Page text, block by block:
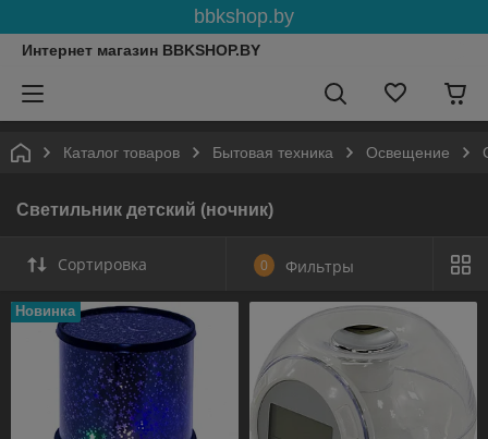
bbkshop.by
Интернет магазин BBKSHOP.BY
Каталог товаров Бытовая техника Освещение
Светильник детский (ночник)
Сортировка 0 Фильтры
Новинка